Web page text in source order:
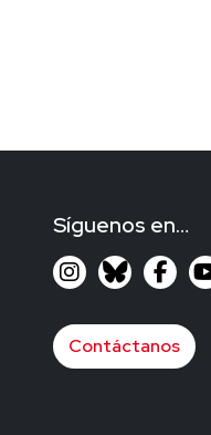
Síguenos en…
Contáctanos